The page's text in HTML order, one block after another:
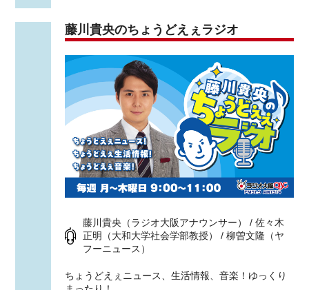
藤川貴央のちょうどえぇラジオ
藤川貴央（ラジオ大阪アナウンサー） / 佐々木
正明（大和大学社会学部教授） / 柳曽文隆（ヤ
フーニュース）
ちょうどえぇニュース、生活情報、音楽！ゆっくり